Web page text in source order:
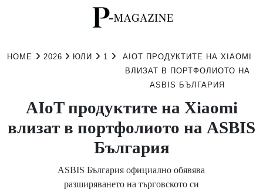
HOME 2026 ЮЛИ 1
AIOT ПРОДУКТИТЕ НА XIAOMI
ВЛИЗАТ В ПОРТФОЛИОТО НА
ASBIS БЪЛГАРИЯ
AIoT продуктите на Xiaomi
влизат в портфолиото на ASBIS
България
ASBIS България официално обявява
разширяването на търговското си